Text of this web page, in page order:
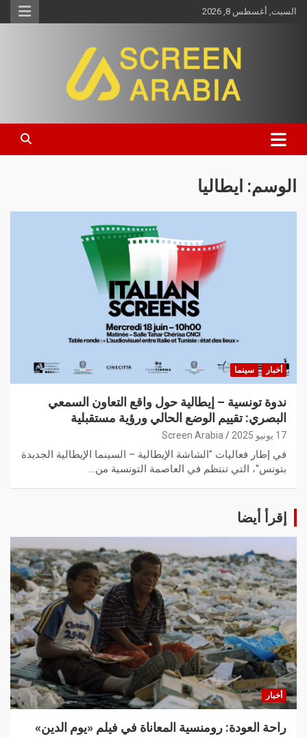
السبت, أغسطس 8, 2026
Screen Arabia
الوسم: ايطاليا
أخبار سينما
ندوة تونسية – إيطالية حول واقع التعاون السمعي
البصري: تقييم الوضع الحالي ورؤية مستقبلية
17 يونيو 2025 Screen Arabia
في إطار فعاليات "الشاشة الإيطالية – السينما الإيطالية الجديدة
بتونس"، التي تنتظم في العاصمة التونسية من…
إقرأ أيضا
أخبار
راحة العودة: رومنسية المعاناة في فيلم «يوم الدين»